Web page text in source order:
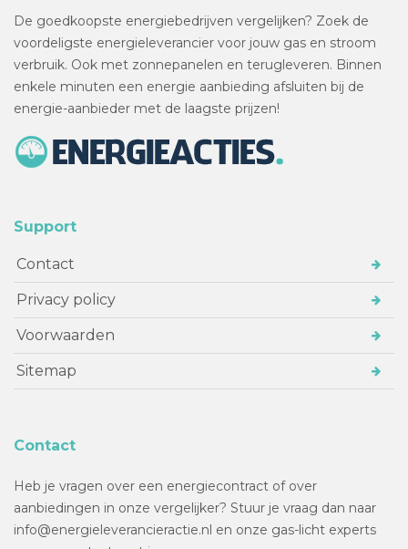
De goedkoopste energiebedrijven vergelijken? Zoek de
voordeligste energieleverancier voor jouw gas en stroom
verbruik. Ook met zonnepanelen en terugleveren. Binnen
enkele minuten een energie aanbieding afsluiten bij de
energie-aanbieder met de laagste prijzen!
Support
Contact
Privacy policy
Voorwaarden
Sitemap
Contact
Heb je vragen over een energiecontract of over
aanbiedingen in onze vergelijker? Stuur je vraag dan naar
info@energieleverancieractie.nl en onze gas-licht experts